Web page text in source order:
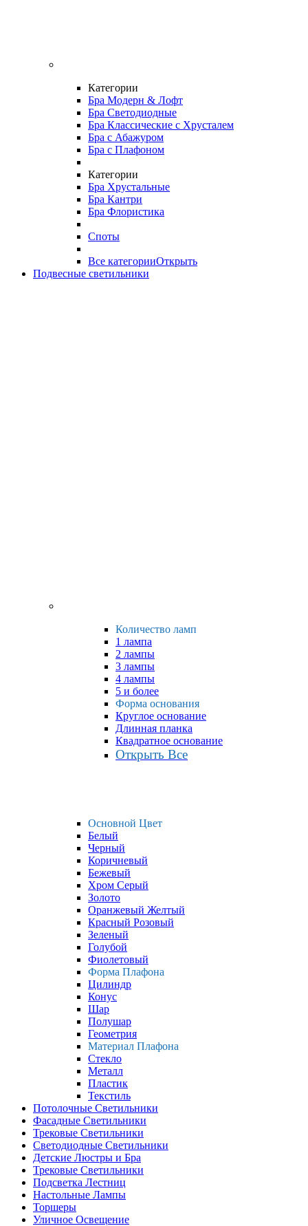
Категории
Бра Модерн & Лофт
Бра Светодиодные
Бра Классические с Хрусталем
Бра с Абажуром
Бра с Плафоном
Категории
Бра Хрустальные
Бра Кантри
Бра Флористика
Споты
Все категорииОткрыть
Подвесные светильники
Количество ламп
1 лампа
2 лампы
3 лампы
4 лампы
5 и более
Форма основания
Круглое основание
Длинная планка
Квадратное основание
Открыть Все
Основной Цвет
Белый
Черный
Коричневый
Бежевый
Хром Серый
Золото
Оранжевый Желтый
Красный Розовый
Зеленый
Голубой
Фиолетовый
Форма Плафона
Цилиндр
Конус
Шар
Полушар
Геометрия
Материал Плафона
Стекло
Металл
Пластик
Текстиль
Потолочные Светильники
Фасадные Светильники
Трековые Светильники
Светодиодные Светильники
Детские Люстры и Бра
Трековые Светильники
Подсветка Лестниц
Настольные Лампы
Торшеры
Уличное Освещение